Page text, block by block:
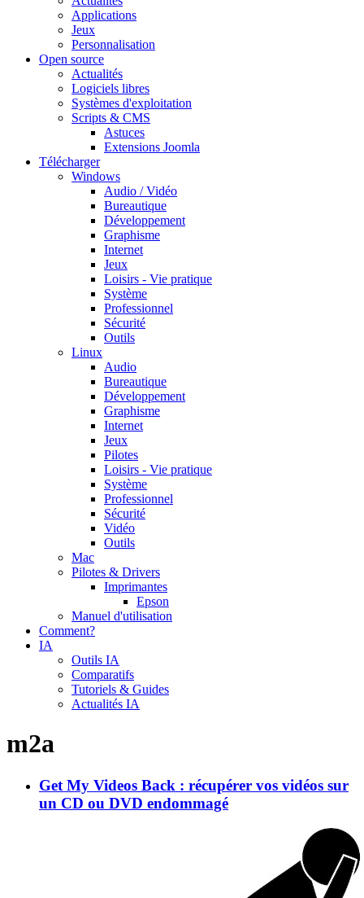
Applications
Jeux
Personnalisation
Open source
Actualités
Logiciels libres
Systèmes d'exploitation
Scripts & CMS
Astuces
Extensions Joomla
Télécharger
Windows
Audio / Vidéo
Bureautique
Développement
Graphisme
Internet
Jeux
Loisirs - Vie pratique
Système
Professionnel
Sécurité
Outils
Linux
Audio
Bureautique
Développement
Graphisme
Internet
Jeux
Pilotes
Loisirs - Vie pratique
Système
Professionnel
Sécurité
Vidéo
Outils
Mac
Pilotes & Drivers
Imprimantes
Epson
Manuel d'utilisation
Comment?
IA
Outils IA
Comparatifs
Tutoriels & Guides
Actualités IA
m2a
Get My Videos Back : récupérer vos vidéos sur
un CD ou DVD endommagé